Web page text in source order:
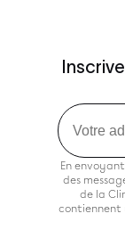
Email
En
des
de la
contiennent